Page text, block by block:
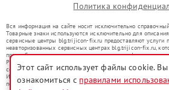
Политика
Вся информация на сайте носит исключительно
Товарные знаки используются исключительно для
сервисные центры blg.trijicon-fix.ru предоставляют услуги
неавторизованных сервисных центрах blg.trijicon-fix.ru,
правообладателями товарных знаков или их официальными
Ремонт осуществляется для устройств, уже введенных в
со статьей 1487 ГК РФ.
Использование товарных знаков не преследует цели
потребителей в заблуждение, а служит для
Этот сайт использует файлы cookie.
ознакомиться с правилами